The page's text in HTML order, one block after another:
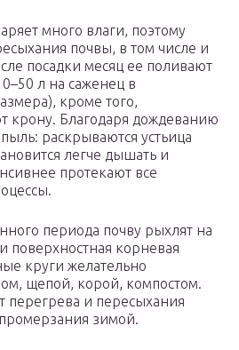
много влаги, поэтому
почвы, в том числе и
посадки месяц ее поливают
л на саженец в
кроме того,
крону. Благодаря дождеванию
раскрываются устьица
легче дышать и
протекают все
периода почву рыхлят на
поверхностная корневая
круги желательно
щепой, корой, компостом.
перегрева и пересыхания
зимой.